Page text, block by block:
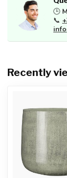
🕒
📞
Recently